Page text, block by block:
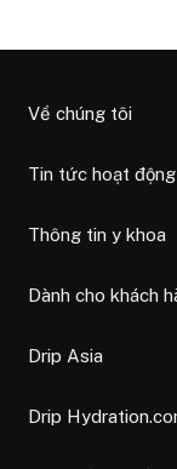
Về chúng tôi
Tin tức hoạt động
Thông tin y khoa
Dành cho khách
Drip Asia
Drip